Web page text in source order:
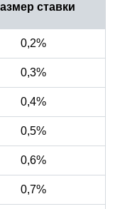
ставки
0,2%
0,3%
0,4%
0,5%
0,6%
0,7%